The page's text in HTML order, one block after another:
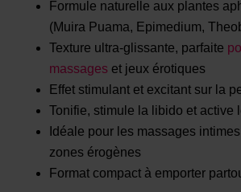
Formule naturelle aux plantes
(Muira Puama, Epimedium,
Texture ultra-glissante, parfaite
massageset jeux érotiques
Effet stimulant et excitant sur la
Tonifie, stimule la libido et active
Idéale pour les massages
zones érogènes
Format compact à emporter